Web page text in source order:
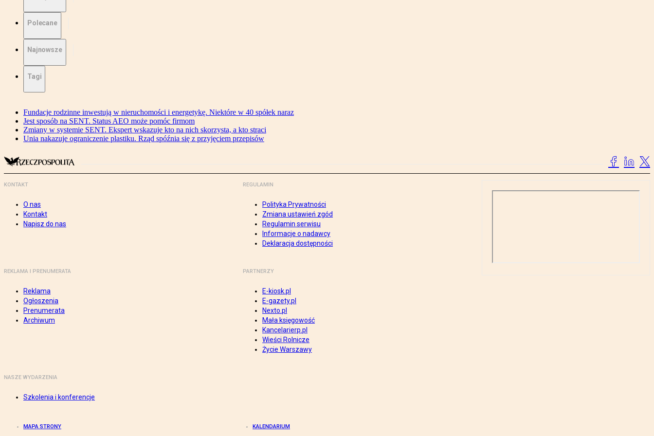
Polecane
Najnowsze
Tagi
Fundacje rodzinne inwestują w nieruchomości i energetykę. Niektóre w 40 spółek naraz
Jest sposób na SENT. Status AEO może pomóc firmom
Zmiany w systemie SENT. Ekspert wskazuje kto na nich skorzysta, a kto straci
Unia nakazuje ograniczenie plastiku. Rząd spóźnia się z przyjęciem przepisów
KONTAKT
O nas
Kontakt
Napisz do nas
REGULAMIN
Polityka Prywatności
Zmiana ustawień zgód
Regulamin serwisu
Informacje o nadawcy
Deklaracja dostępności
REKLAMA I PRENUMERATA
Reklama
Ogłoszenia
Prenumerata
Archiwum
PARTNERZY
E-kiosk.pl
E-gazety.pl
Nexto.pl
Mała księgowość
Kancelarierp.pl
Wieści Rolnicze
Życie Warszawy
NASZE WYDARZENIA
Szkolenia i konferencje
MAPA STRONY KALENDARIUM